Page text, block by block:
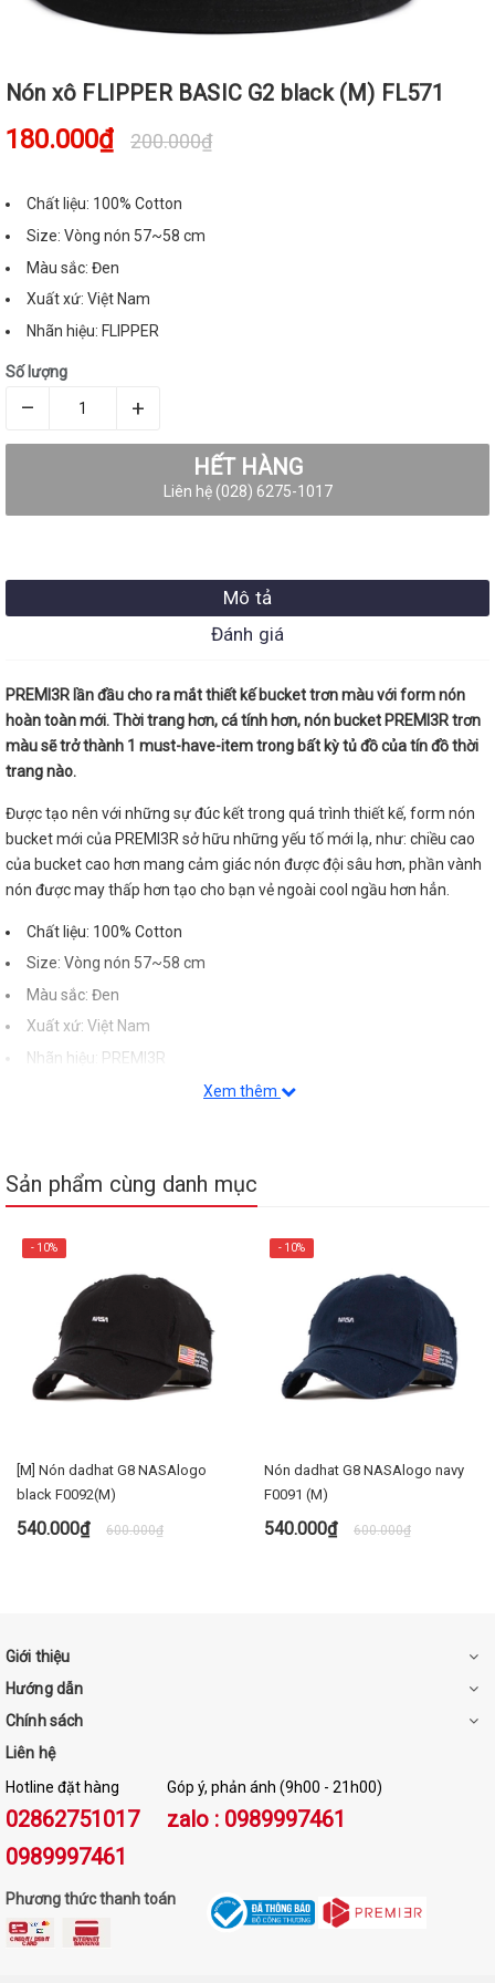
Nón xô FLIPPER BASIC G2 black (M) FL571
180.000₫ 200.000₫
Chất liệu: 100% Cotton
Size: Vòng nón 57~58 cm
Màu sắc: Đen
Xuất xứ: Việt Nam
Nhãn hiệu: FLIPPER
Số lượng
– +
HẾT HÀNG
Liên hệ (028) 6275-1017
Mô tả
Đánh giá
PREMI3R lần đầu cho ra mắt thiết kế bucket trơn màu với form nón
hoàn toàn mới. Thời trang hơn, cá tính hơn, nón bucket PREMI3R trơn
màu sẽ trở thành 1 must-have-item trong bất kỳ tủ đồ của tín đồ thời
trang nào.
Được tạo nên với những sự đúc kết trong quá trình thiết kế, form nón
bucket mới của PREMI3R sở hữu những yếu tố mới lạ, như: chiều cao
của bucket cao hơn mang cảm giác nón được đội sâu hơn, phần vành
nón được may thấp hơn tạo cho bạn vẻ ngoài cool ngầu hơn hẳn.
Chất liệu: 100% Cotton
Size: Vòng nón 57~58 cm
Màu sắc: Đen
Xuất xứ: Việt Nam
Nhãn hiệu: PREMI3R
Xem thêm
Sản phẩm cùng danh mục
- 10%
[M] Nón dadhat G8 NASAlogo
black F0092(M)
540.000₫ 600.000₫
- 10%
Nón dadhat G8 NASAlogo navy
F0091 (M)
540.000₫ 600.000₫
Giới thiệu
Hướng dẫn
Chính sách
Liên hệ
Hotline đặt hàng
02862751017
0989997461
Góp ý, phản ánh (9h00 - 21h00)
zalo : 0989997461
Phương thức thanh toán